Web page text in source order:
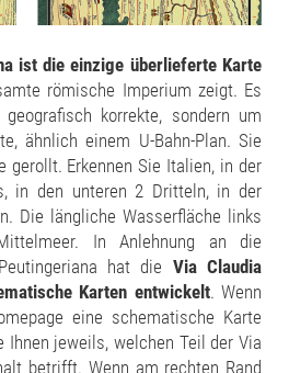
ist die einzige überlieferte Karte
römische Imperium zeigt. Es
korrekte, sondern um
ähnlich einem U-Bahn-Plan. Sie
gerollt. Erkennen Sie Italien, in der
in den unteren 2 Dritteln, in der
Die längliche Wasserfläche links
In Anlehnung an die
hat die Via Claudia
Karten entwickelt. Wenn
eine schematische Karte
Ihnen jeweils, welchen Teil der Via
betrifft. Wenn am rechten Rand